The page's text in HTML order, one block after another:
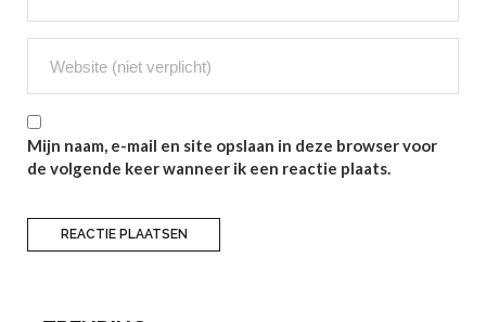
Mijn naam, e-mail en site opslaan in deze browser voor
de volgende keer wanneer ik een reactie plaats.